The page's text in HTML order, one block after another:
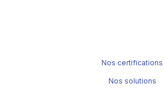
Nos certifications
Nos solutions